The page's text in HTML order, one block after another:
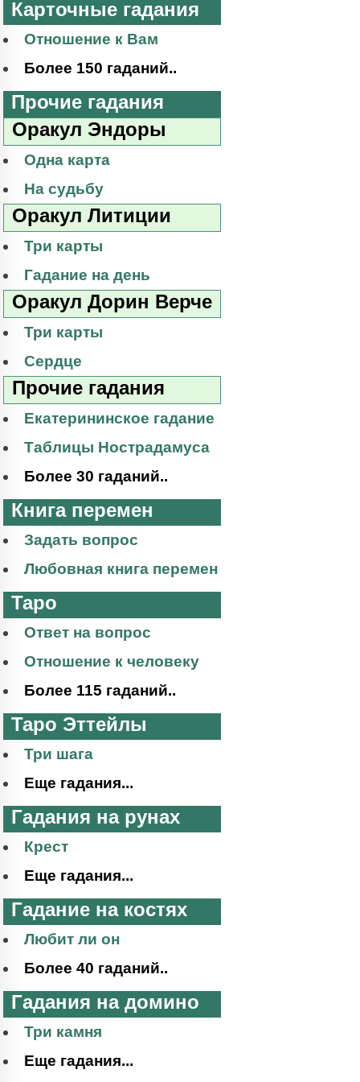
Карточные гадания
Отношение к Вам
Более 150 гаданий..
Прочие гадания
Оракул Эндоры
Одна карта
На судьбу
Оракул Литиции
Три карты
Гадание на день
Оракул Дорин Верче
Три карты
Сердце
Прочие гадания
Екатерининское гадание
Таблицы Нострадамуса
Более 30 гаданий..
Книга перемен
Задать вопрос
Любовная книга перемен
Таро
Ответ на вопрос
Отношение к человеку
Более 115 гаданий..
Таро Эттейлы
Три шага
Еще гадания...
Гадания на рунах
Крест
Еще гадания...
Гадание на костях
Любит ли он
Более 40 гаданий..
Гадания на домино
Три камня
Еще гадания...